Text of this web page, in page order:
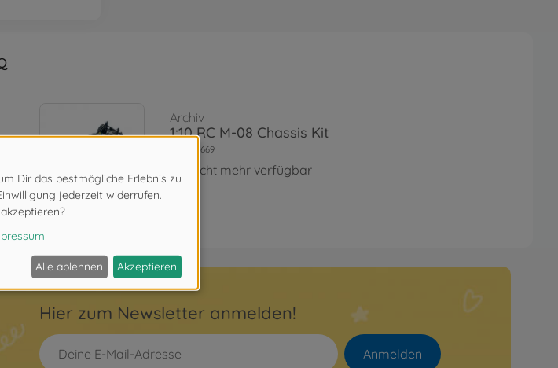
Archiv
1:10 RC M-08 Chassis Kit
300058669
Nicht mehr verfügbar
Hier zum Newsletter anmelden!
Anmelden